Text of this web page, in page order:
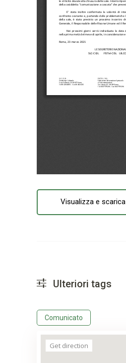
Visualizza e scarica
Ulteriori tags
Comunicato
Get direction